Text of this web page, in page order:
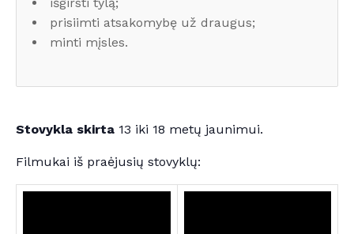
prisiimti atsakomybę už draugus;
minti mįsles.
Stovykla skirta 13 iki 18 metų jaunimui.
Filmukai iš praėjusių stovyklų: